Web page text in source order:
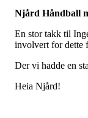
Njård Håndball
En stor takk til
involvert for dette
Der vi hadde en
Heia Njård!